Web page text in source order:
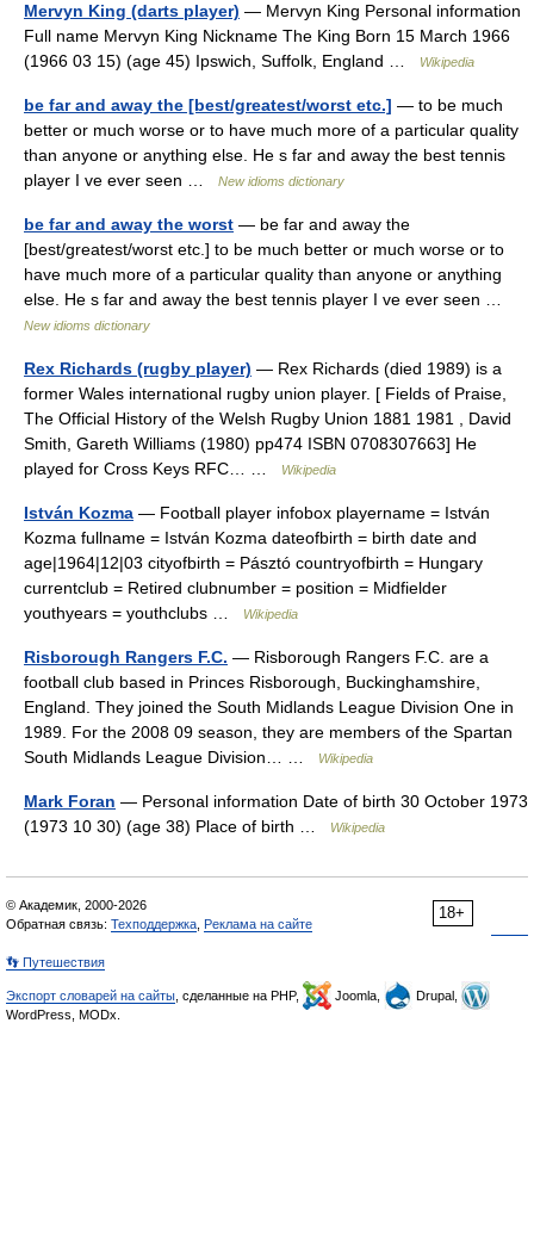
Mervyn King (darts player) — Mervyn King Personal information
Full name Mervyn King Nickname The King Born 15 March 1966
(1966 03 15) (age 45) Ipswich, Suffolk, England …
Wikipedia
be far and away the [best/greatest/worst etc.] — to be much
better or much worse or to have much more of a particular quality
than anyone or anything else. He s far and away the best tennis
player I ve ever seen …
New idioms dictionary
be far and away the worst — be far and away the
[best/greatest/worst etc.] to be much better or much worse or to
have much more of a particular quality than anyone or anything
else. He s far and away the best tennis player I ve ever seen …
New idioms dictionary
Rex Richards (rugby player) — Rex Richards (died 1989) is a
former Wales international rugby union player. [ Fields of Praise,
The Official History of the Welsh Rugby Union 1881 1981 , David
Smith, Gareth Williams (1980) pp474 ISBN 0708307663] He
played for Cross Keys RFC… …
Wikipedia
István Kozma — Football player infobox playername = István
Kozma fullname = István Kozma dateofbirth = birth date and
age|1964|12|03 cityofbirth = Pásztó countryofbirth = Hungary
currentclub = Retired clubnumber = position = Midfielder
youthyears = youthclubs …
Wikipedia
Risborough Rangers F.C. — Risborough Rangers F.C. are a
football club based in Princes Risborough, Buckinghamshire,
England. They joined the South Midlands League Division One in
1989. For the 2008 09 season, they are members of the Spartan
South Midlands League Division… …
Wikipedia
Mark Foran — Personal information Date of birth 30 October 1973
(1973 10 30) (age 38) Place of birth …
Wikipedia
18+
© Академик, 2000-2026
Обратная связь: Техподдержка Реклама на сайте
👣 Путешествия
Экспорт словарей на сайты , сделанные на PHP, Joomla,
Drupal,
WordPress, MODx.